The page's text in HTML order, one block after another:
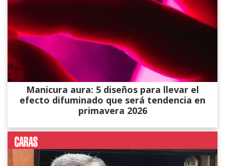
Manicura aura: 5 diseños para llevar el
efecto difuminado que será tendencia en
primavera 2026